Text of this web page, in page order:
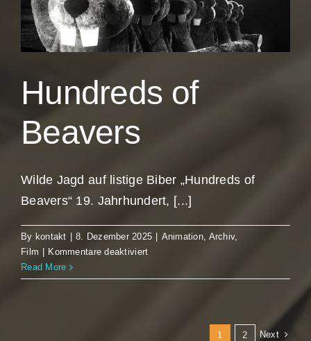
Hundreds of
Beavers
Wilde Jagd auf listige Biber „Hundreds of
Beavers“ 19. Jahrhundert, [...]
By kontakt 8. Dezember 2025 Animation, Archiv,
Film
Kommentare deaktiviertfür
of
Read More
1 2 Next